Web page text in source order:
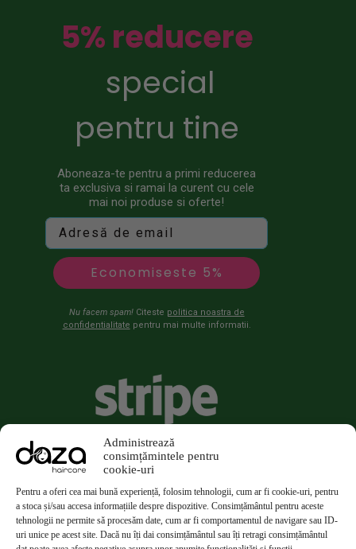
5% reducere
special
pentru tine
Aboneaza-te pentru a primi reducerea
ta exclusiva si ramai la curent cu cele
mai noi produse si oferte!
Economiseste 5%
Nu facem spam!Citeste politica noastra de
confidentialitate pentru mai multe informatii.
Administrează
consimțămintele pentru
cookie-uri
Pentru a oferi cea mai bună experiență, folosim tehnologii, cum ar fi cookie-uri, pentru
a stoca și/sau accesa informațiile despre dispozitive. Consimțământul pentru aceste
tehnologii ne permite să procesăm date, cum ar fi comportamentul de navigare sau ID-
uri unice pe acest site. Dacă nu îți dai consimțământul sau îți retragi consimțământul